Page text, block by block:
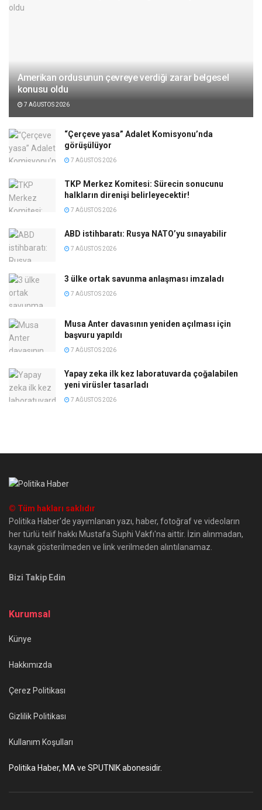
Amerikan ordusunun çevreye verdiği zarar belgesel
konusu oldu
7 AĞUSTOS 2026
“Çerçeve yasa” Adalet Komisyonu’nda
görüşülüyor
7 AĞUSTOS 2026
TKP Merkez Komitesi: Sürecin sonucunu
halkların direnişi belirleyecektir!
7 AĞUSTOS 2026
ABD istihbaratı: Rusya NATO’yu sınayabilir
7 AĞUSTOS 2026
3 ülke ortak savunma anlaşması imzaladı
7 AĞUSTOS 2026
Musa Anter davasının yeniden açılması için
başvuru yapıldı
7 AĞUSTOS 2026
Yapay zeka ilk kez laboratuvarda çoğalabilen
yeni virüsler tasarladı
7 AĞUSTOS 2026
© Tüm hakları saklıdır
Politika Haber'de yayımlanan yazı, haber, fotoğraf ve videoların
her türlü telif hakkı Mustafa Suphi Vakfı'na aittir. İzin alınmadan,
kaynak gösterilmeden ve link verilmeden alıntılanamaz.
Bizi Takip Edin
Kurumsal
Künye
Hakkımızda
Çerez Politikası
Gizlilik Politikası
Kullanım Koşulları
Politika Haber, MA ve SPUTNIK abonesidir.